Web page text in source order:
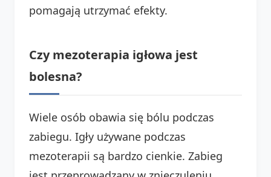
pomagają utrzymać efekty.
Czy mezoterapia igłowa jest
bolesna?
Wiele osób obawia się bólu podczas
zabiegu. Igły używane podczas
mezoterapii są bardzo cienkie. Zabieg